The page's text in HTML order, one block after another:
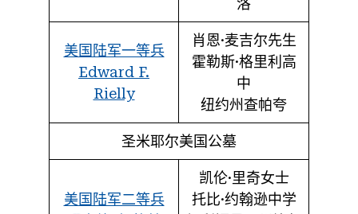
美国陆军一等兵
Edward F.
Rielly
肖恩·麦吉尔先生
霍勒斯·格里利高
中
纽约州查帕夸
圣米耶尔美国公墓
美国陆军二等兵
凯伦·里奇女士
托比·约翰逊中学